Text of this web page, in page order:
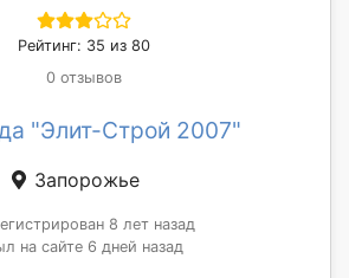
Рейтинг: 35 из 80
0 отзывов
"Элит-Строй 2007"
Запорожье
8 лет назад
на сайте 6 дней назад